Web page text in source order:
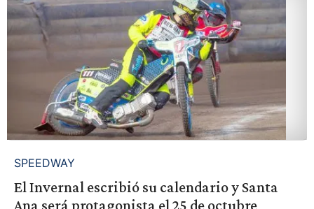
SPEEDWAY
El Invernal escribió su calendario y Santa
Ana será protagonista el 25 de octubre